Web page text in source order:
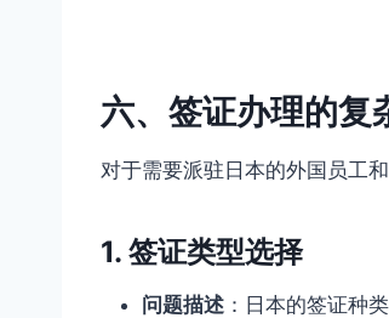
六、签证办理的复
对于需要派驻日本的外国员工
1. 签证类型选择
问题描述 ：日本的签证种